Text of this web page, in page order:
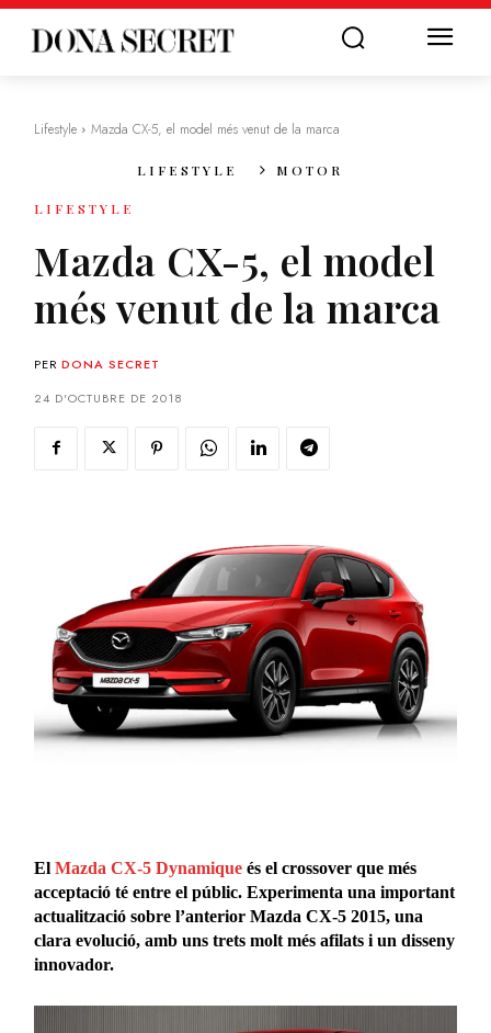
Lifestyle Mazda CX-5, el model més venut de la marca
LIFESTYLE MOTOR
LIFESTYLE
Mazda CX-5, el model
més venut de la marca
PER DONA SECRET
24 D'OCTUBRE DE 2018
ElMazda CX-5 Dynamique és el crossover que més
acceptació té entre el públic. Experimenta una important
actualització sobre l’anterior Mazda CX-5 2015, una
clara evolució, amb uns trets molt més afilats i un disseny
innovador.